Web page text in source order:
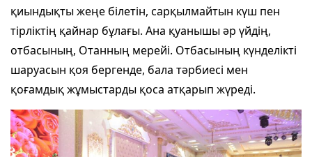
қиындықты жеңе білетін, сарқылмайтын күш пен
тірліктің қайнар бұлағы. Ана қуанышы әр үйдің,
отбасының, Отанның мерейі. Отбасының күнделікті
шаруасын қоя бергенде, бала тәрбиесі мен
қоғамдық жұмыстарды қоса атқарып жүреді.